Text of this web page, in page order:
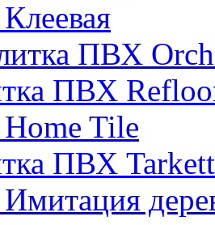
Клеевая
ПВХ
ПВХ
Home Tile
ПВХ Tarkett
Имитация